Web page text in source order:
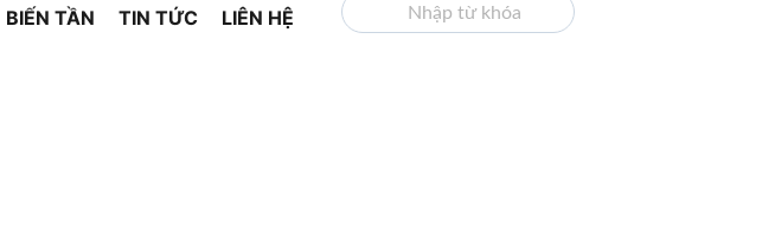
BIẾN TẦN TIN TỨC LIÊN HỆ TÌM KIẾM